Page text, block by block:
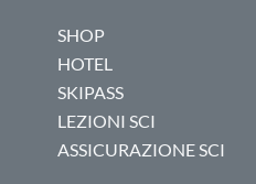
SHOP
HOTEL
SKIPASS
LEZIONI SCI
ASSICURAZIONE SCI